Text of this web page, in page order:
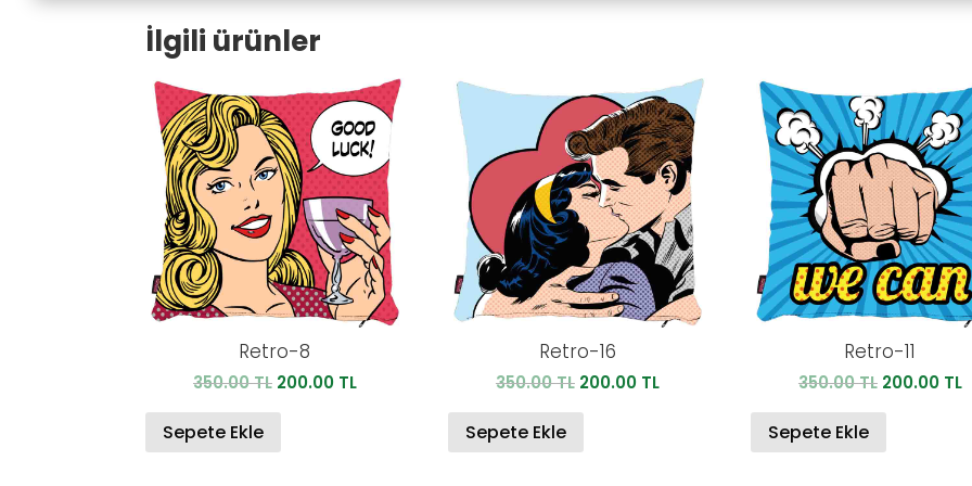
İlgili ürünler
Retro-8
350.00TL Orijinal
200.00 TLŞu
Sepete Ekle
Retro-16
350.00TL Orijinal
200.00 TLŞu
Sepete Ekle
Retro-11
350.00TL Orijinal
200.00 TLŞu
Sepete Ekle